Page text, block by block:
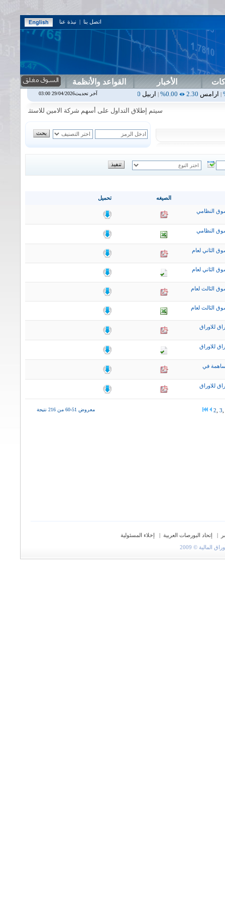
اتصل بنا | نبذة عنا
الأخبار القواعد والأنظمة
0.00%
|اربيل 0.00%
|
0.00%
|اسفنج1.87
سيتم إطلاق التداول على أسهم شركة الامين للاستثمار المالي في
تحميل الصيغه
النظامي
النظامي
الثاني لعام
الثاني لعام
الثالث لعام
الثالث لعام
للاوراق
للاوراق
في
للاوراق
معروض 51-60 من 216 نتيجة 2 3
| إتحاد البورصات العربية |
إخلاء المسئولية
© 2009